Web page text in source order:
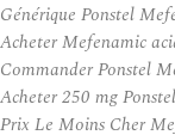
Générique Ponstel
Acheter Mefenamic
Commander Ponstel
Acheter 250 mg
Prix Le Moins Cher